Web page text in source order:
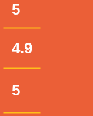
4.9
5
5